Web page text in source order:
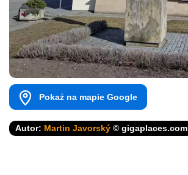
Pokaż na mapie Google
Autor: Martin Javorský © gigaplaces.com